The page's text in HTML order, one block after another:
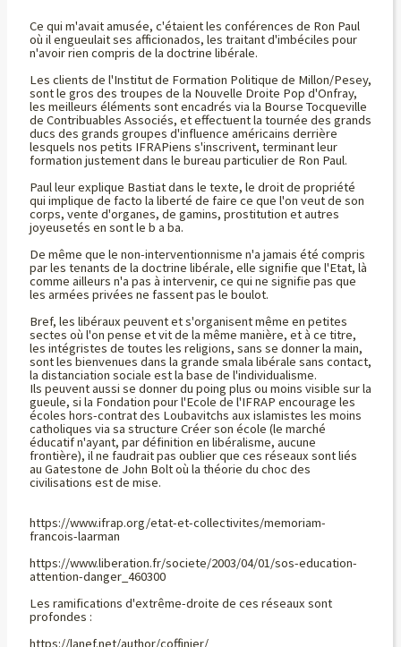
Ce qui m'avait amusée, c'étaient les conférences de Ron Paul
où il engueulait ses afficionados, les traitant d'imbéciles pour
n'avoir rien compris de la doctrine libérale.
Les clients de l'Institut de Formation Politique de Millon/Pesey,
sont le gros des troupes de la Nouvelle Droite Pop d'Onfray,
les meilleurs éléments sont encadrés via la Bourse Tocqueville
de Contribuables Associés, et effectuent la tournée des grands
ducs des grands groupes d'influence américains derrière
lesquels nos petits IFRAPiens s'inscrivent, terminant leur
formation justement dans le bureau particulier de Ron Paul.
Paul leur explique Bastiat dans le texte, le droit de propriété
qui implique de facto la liberté de faire ce que l'on veut de son
corps, vente d'organes, de gamins, prostitution et autres
joyeusetés en sont le b a ba.
De même que le non-interventionnisme n'a jamais été compris
par les tenants de la doctrine libérale, elle signifie que l'Etat, là
comme ailleurs n'a pas à intervenir, ce qui ne signifie pas que
les armées privées ne fassent pas le boulot.
Bref, les libéraux peuvent et s'organisent même en petites
sectes où l'on pense et vit de la même manière, et à ce titre,
les intégristes de toutes les religions, sans se donner la main,
sont les bienvenues dans la grande smala libérale sans contact,
la distanciation sociale est la base de l'individualisme.
Ils peuvent aussi se donner du poing plus ou moins visible sur la
gueule, si la Fondation pour l'Ecole de l'IFRAP encourage les
écoles hors-contrat des Loubavitchs aux islamistes les moins
catholiques via sa structure Créer son école (le marché
éducatif n'ayant, par définition en libéralisme, aucune
frontière), il ne faudrait pas oublier que ces réseaux sont liés
au Gatestone de John Bolt où la théorie du choc des
civilisations est de mise.
https://www.ifrap.org/etat-et-collectivites/memoriam-
francois-laarman
https://www.liberation.fr/societe/2003/04/01/sos-education-
attention-danger_460300
Les ramifications d'extrême-droite de ces réseaux sont
profondes :
https://lanef.net/author/coffinier/